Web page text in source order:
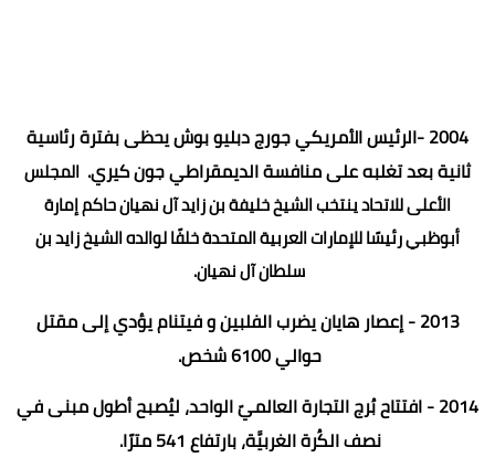
2004 -الرئيس الأمريكي جورج دبليو بوش يحظى بفترة رئاسية
ثانية بعد تغلبه على منافسة الديمقراطي جون كيري. المجلس
الأعلى للاتحاد ينتخب الشيخ خليفة بن زايد آل نهيان حاكم إمارة
أبوظبي رئيسًا للإمارات العربية المتحدة خلفًا لوالده الشيخ زايد بن
سلطان آل نهيان.
2013 - إعصار هايان يضرب الفلبين و فيتنام يؤدي إلى مقتل
حوالي 6100 شخص.
2014 - افتتاح بُرج التجارة العالميّ الواحد، ليُصبح أطول مبنى في
نصف الكُرة الغربيَّة، بارتفاع 541 مترًا.